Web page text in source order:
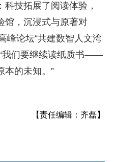
科技拓展了阅读体验，
馆，沉浸式与原著对
峰论坛“共建数智人文湾
我们要继续读纸质书——
本的未知。”
【责任编辑：齐磊】